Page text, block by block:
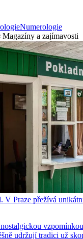
Numerologie
Magazíny a zajímavosti
V Praze přežívá
udržují tradici už